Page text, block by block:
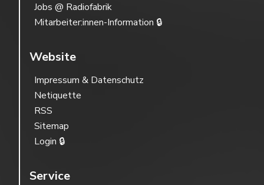
Jobs @ Radiofabrik
Mitarbeiter:innen-Information 🔒
Website
Impressum & Datenschutz
Netiquette
RSS
Sitemap
Login 🔒
Service